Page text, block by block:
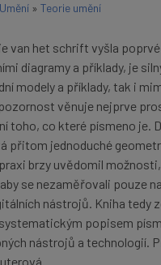
Umění » Teorie umění
van het schrift vyšla
diagramy a příklady, je
modely a příklady, tak i
věnuje nejprve
toho, co které písmeno je.
přitom jednoduché
brzy uvědomil
se nezaměřovali pouze
nástrojů. Kniha tedy
popisem
nástrojů a technologií.